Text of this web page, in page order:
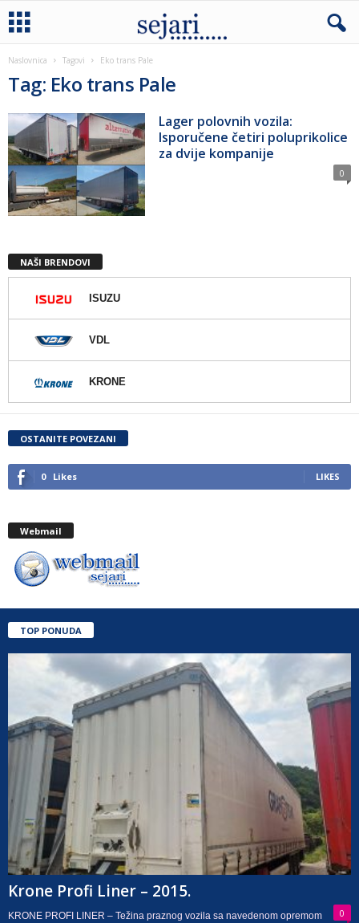
Naslovnica Tagovi Eko trans Pale
Tag: Eko trans Pale
Lager polovnih vozila:
Isporučene četiri poluprikolice
za dvije kompanije
0
NAŠI BRENDOVI
ISUZU
VDL
KRONE
OSTANITE POVEZANI
0 Likes LIKES
Webmail
TOP PONUDA
Krone Profi Liner – 2015.
0
KRONE PROFI LINER – Težina praznog vozila sa navedenom opremom